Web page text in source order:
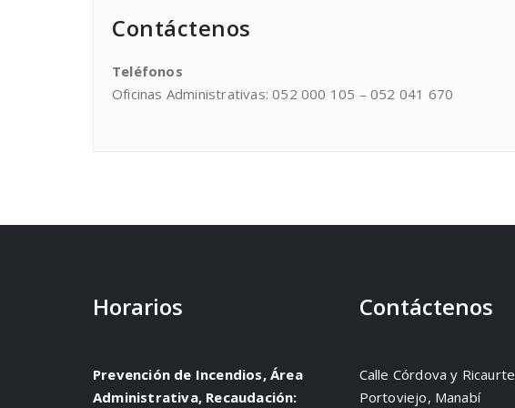
Contáctenos
Teléfonos
Oficinas Administrativas: 052 000 105 – 052 041 670
Horarios
Prevención de Incendios, Área
Administrativa, Recaudación:
Contáctenos
Calle Córdova y Ricaurte
Portoviejo, Manabí